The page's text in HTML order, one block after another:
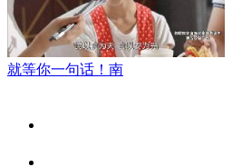
就等你一句话！南